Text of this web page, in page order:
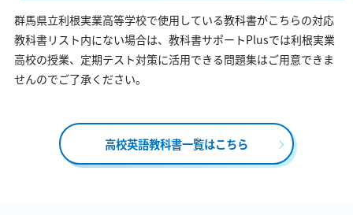
群馬県立利根実業高等学校で使用している教科書がこちらの対応
教科書リスト内にない場合は、教科書サポートPlusでは利根実業
高校の授業、定期テスト対策に活用できる問題集はご用意できま
せんのでご了承ください。
高校英語教科書一覧はこちら